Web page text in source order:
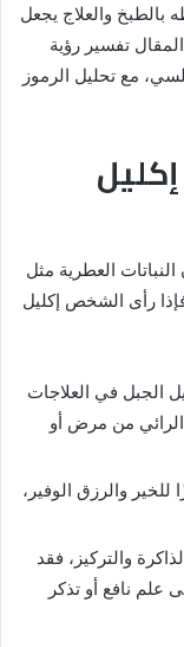
بالطبخ والعلاج يجعل
تفسير رؤية
مع تحليل الرموز
العطرية مثل
رأى الشخص إكليل
الجبل في العلاجات
الرائي من مرض أو
والرزق الوفير،
والتركيز، فقد
نافع أو تذكر